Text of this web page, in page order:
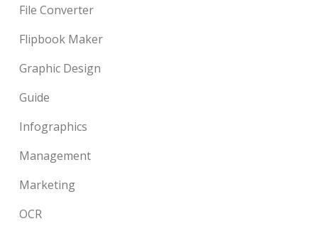
File Converter
Flipbook Maker
Graphic Design
Guide
Infographics
Management
Marketing
OCR